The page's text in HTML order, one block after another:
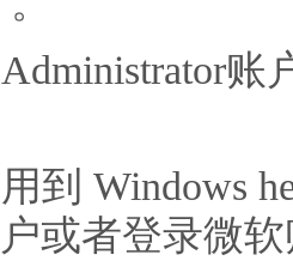
账
Windows
或者登录微